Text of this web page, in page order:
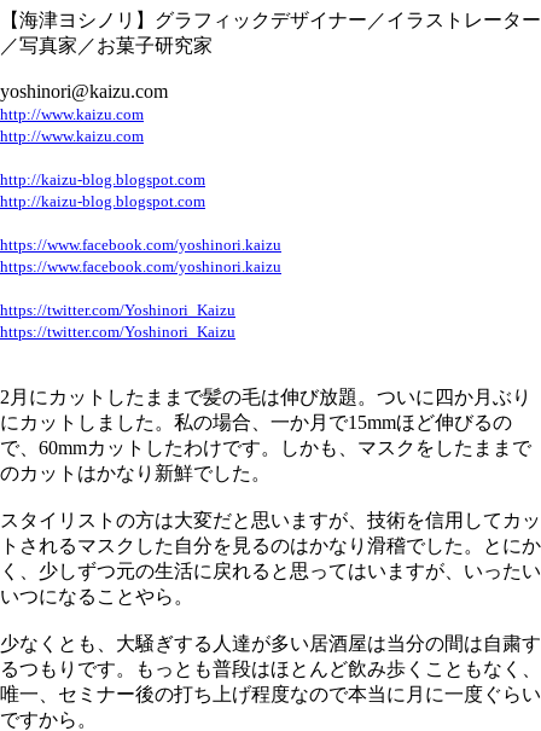
【海津ヨシノリ】グラフィックデザイナー／イラストレーター
／写真家／お菓子研究家
yoshinori@kaizu.com
http://www.kaizu.com
http://www.kaizu.com
http://kaizu-blog.blogspot.com
http://kaizu-blog.blogspot.com
https://www.facebook.com/yoshinori.kaizu
https://www.facebook.com/yoshinori.kaizu
https://twitter.com/Yoshinori_Kaizu
https://twitter.com/Yoshinori_Kaizu
2月にカットしたままで髪の毛は伸び放題。ついに四か月ぶり
にカットしました。私の場合、一か月で15mmほど伸びるの
で、60mmカットしたわけです。しかも、マスクをしたままで
のカットはかなり新鮮でした。
スタイリストの方は大変だと思いますが、技術を信用してカッ
トされるマスクした自分を見るのはかなり滑稽でした。とにか
く、少しずつ元の生活に戻れると思ってはいますが、いったい
いつになることやら。
少なくとも、大騒ぎする人達が多い居酒屋は当分の間は自粛す
るつもりです。もっとも普段はほとんど飲み歩くこともなく、
唯一、セミナー後の打ち上げ程度なので本当に月に一度ぐらい
ですから。